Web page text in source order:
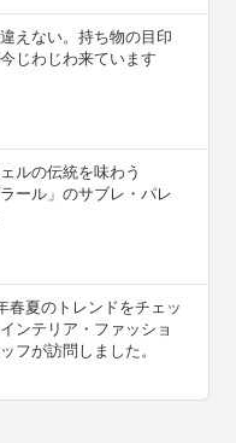
えない。持ち物の目印
じわじわ来ています
ルの伝統を味わう
ール」のサブレ・パレ
春夏のトレンドをチェッ
ンテリア・ファッショ
フが訪問しました。